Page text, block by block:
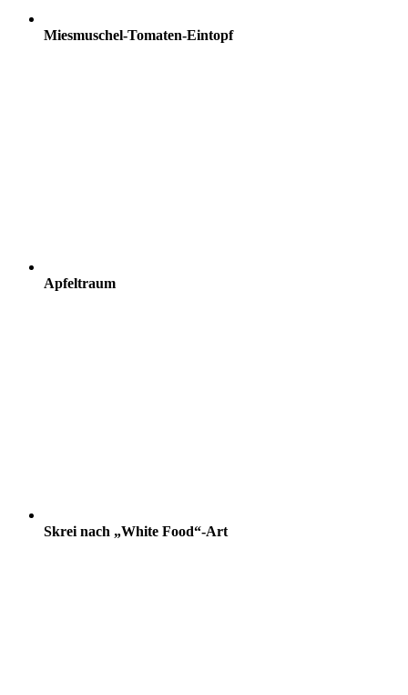
Miesmuschel-Tomaten-Eintopf
Apfeltraum
Skrei nach „White Food“-Art